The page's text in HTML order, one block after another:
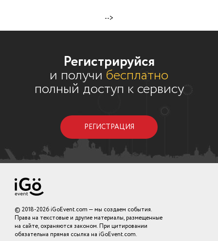
-->
Регистрируйся
и получибесплатно
полный доступ к сервису
РЕГИСТРАЦИЯ
© 2018-2026 iGoEvent.com — мы создаем события.
Права на текстовые и другие материалы, размещенные
на сайте, охраняются законом. При цитировании
обязательна прямая ссылка на iGoEvent.com.